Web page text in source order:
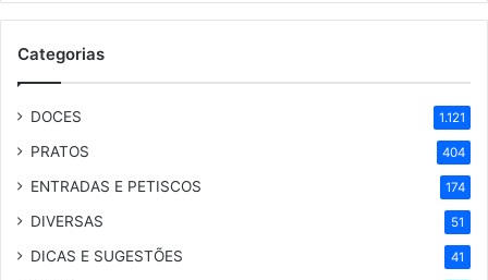
Categorias
DOCES 1.121
PRATOS 404
ENTRADAS E PETISCOS 174
DIVERSAS 51
DICAS E SUGESTÕES 41